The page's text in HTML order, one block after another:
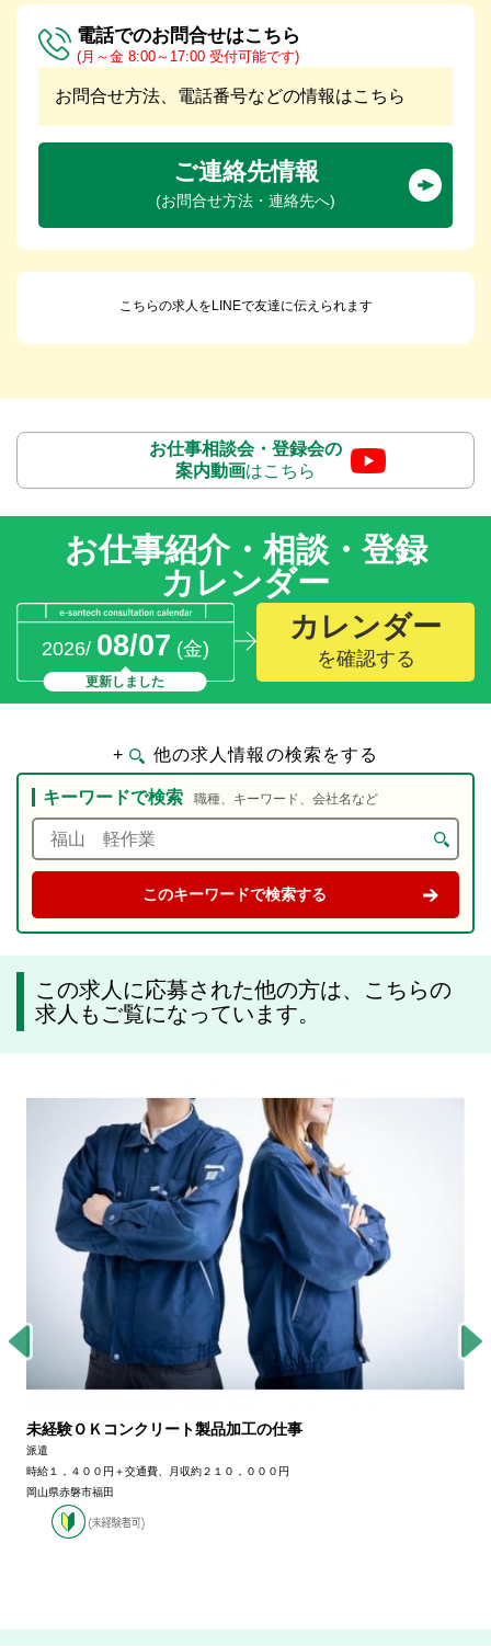
電話でのお問合せはこちら
(月～金 8:00～17:00 受付可能です)
お問合せ方法、電話番号などの情報はこちら
ご連絡先情報
(お問合せ方法・連絡先へ)
こちらの求人をLINEで友達に伝えられます
お仕事相談会・登録会の
案内動画はこちら
お仕事紹介・相談・登録
カレンダー
2026/ 08/07 (金)
更新しました
カレンダー
を確認する
+ 他の求人情報の検索をする
キーワードで検索 職種、キーワード、会社名など
この求人に応募された他の方は、こちらの
求人もご覧になっています。
未経験ＯＫコンクリート製品加工の仕事
派遣
時給１，４００円＋交通費、月収約２１０，０００円
岡山県赤磐市福田